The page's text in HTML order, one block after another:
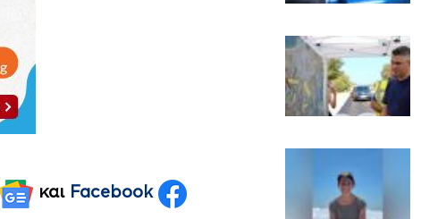
και Facebook